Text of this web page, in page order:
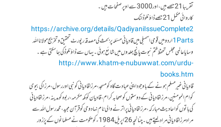
تقریبا 21 حصے ہیں، اور 3000 سے اوپر صفحات ہیں ۔
کاروائی مکمل 21 حصے ڈاؤنلوڈ لنک
https://archive.org/details/QadiyaniIssueComplete2
1Partsاردو میں قومی اسمبلی میں قادیانی مسئلہ پر بحث کی مصدقہ رپورٹ تحقیق و تخریج مولانا اللہ
وسایا عالمی مجلس تحفظ ختم نبوت پانچ جلدوں میں شائع ہوئی۔ یہاں سے ڈاؤنلوڈ کی جاسکتی ہے۔
http://www.khatm-e-nubuwwat.com/urdu-
books.htm
قادیانی غیر مسلم ہونے کے باوجود اپنی عبادت گاہ کو مسجد، مرزا قادیانی کو نبی اور رسول، مرزا کی بیوی
کو ام المومنین، مرزا قادیانی کے دوستوں کو صحابہ کرام، قادیان کو مکہ مکرمہ، ربوہ کو مدینہ، مرزا قادیانی
کی باتوں کو احادیث مبارکہ، مرزا قادیانی پر اترنے والی نام نہاد وحی کو قرآن مجید، محمد رسول اللہ سے
مراد مرزا قادیانی مراد لیتے ہیں۔ چنانچہ 26 اپریل 1984ء کو حکومت نے مسلمانوں کے پرُزور